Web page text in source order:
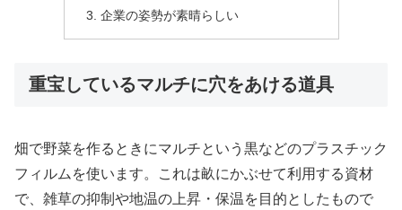
企業の姿勢が素晴らしい
重宝しているマルチに穴をあける道具
畑で野菜を作るときにマルチという黒などのプラスチック
フィルムを使います。これは畝にかぶせて利用する資材
で、雑草の抑制や地温の上昇・保温を目的としたもので